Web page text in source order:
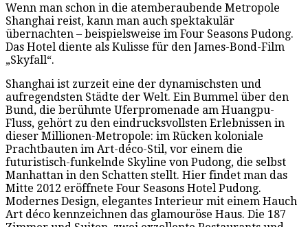
Wenn man schon in die atemberaubende Metropole
Shanghai reist, kann man auch spektakulär
übernachten – beispielsweise im Four Seasons Pudong.
Das Hotel diente als Kulisse für den James-Bond-Film
„Skyfall“.
Shanghai ist zurzeit eine der dynamischsten und
aufregendsten Städte der Welt. Ein Bummel über den
Bund, die berühmte Uferpromenade am Huangpu-
Fluss, gehört zu den eindrucksvollsten Erlebnissen in
dieser Millionen-Metropole: im Rücken koloniale
Prachtbauten im Art-déco-Stil, vor einem die
futuristisch-funkelnde Skyline von Pudong, die selbst
Manhattan in den Schatten stellt. Hier findet man das
Mitte 2012 eröffnete Four Seasons Hotel Pudong.
Modernes Design, elegantes Interieur mit einem Hauch
Art déco kennzeichnen das glamouröse Haus. Die 187